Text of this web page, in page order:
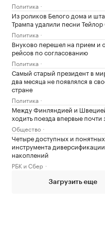
Политика
Из роликов Белого дома и
Трампа удалили песни
Политика
Внуково перешел на прием и
рейсов по согласованию
Политика
Самый старый президент в
два месяца не появлялся в
стране
Политика
Между Финляндией и
ходить поезда впервые почти
Общество
Четыре доступных и понятных
инструмента диверсификации
накоплений
РБК и Сбер
Загрузить еще